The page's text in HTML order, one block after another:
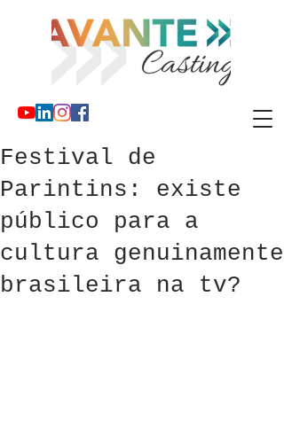
Festival de
Parintins: existe
público para a
cultura genuinamente
brasileira na tv?